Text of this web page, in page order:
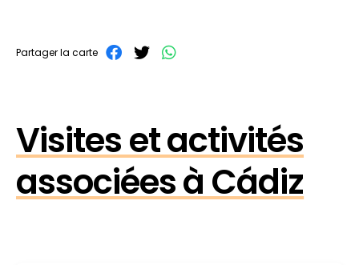
Partager la carte
Visites et activités
associées à Cádiz